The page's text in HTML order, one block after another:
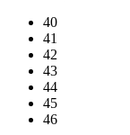
40
41
42
43
44
45
46